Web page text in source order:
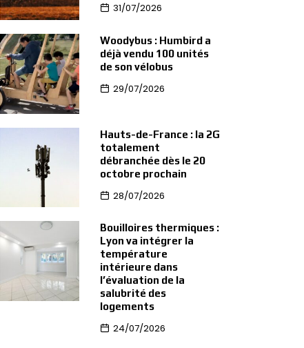
31/07/2026
Woodybus : Humbird a
déjà vendu 100 unités
de son vélobus
29/07/2026
Hauts-de-France : la 2G
totalement
débranchée dès le 20
octobre prochain
28/07/2026
Bouilloires thermiques :
Lyon va intégrer la
température
intérieure dans
l’évaluation de la
salubrité des
logements
24/07/2026